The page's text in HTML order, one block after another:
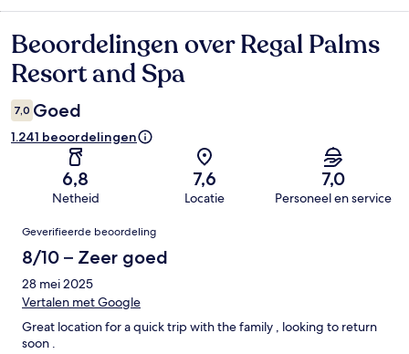
Beoordelingen
Beoordelingen over Regal Palms
Resort and Spa
7,0 Goed
1.241 beoordelingen
6,8
Netheid
7,6
Locatie
7,0
Personeel en service
Beoordelingen
Geverifieerde beoordeling
8/10 – Zeer goed
28 mei 2025
Vertalen met Google
Great location for a quick trip with the family , looking to return
soon .